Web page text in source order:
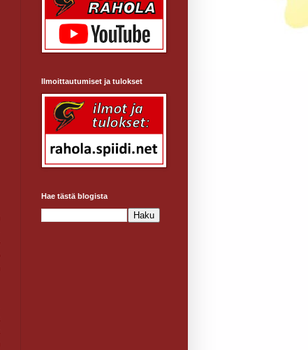
Ilmoittautumiset ja tulokset
Hae tästä blogista